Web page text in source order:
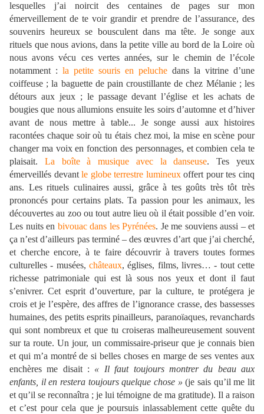
lesquelles j’ai noircit des centaines de pages sur mon
émerveillement de te voir grandir et prendre de l’assurance, des
souvenirs heureux se bousculent dans ma tête. Je songe aux
rituels que nous avions, dans la petite ville au bord de la Loire où
nous avons vécu ces vertes années, sur le chemin de l’école
notamment : la petite souris en peluche dans la vitrine d’une
coiffeuse ; la baguette de pain croustillante de chez Mélanie ; les
détours aux jeux ; le passage devant l’église et les achats de
bougies que nous allumions ensuite les soirs d’automne et d’hiver
avant de nous mettre à table... Je songe aussi aux histoires
racontées chaque soir où tu étais chez moi, la mise en scène pour
changer ma voix en fonction des personnages, et combien cela te
plaisait. La boîte à musique avec la danseuse. Tes yeux
émerveillés devantle globe terrestre lumineuxoffert pour tes cinq
ans. Les rituels culinaires aussi, grâce à tes goûts très tôt très
prononcés pour certains plats. Ta passion pour les animaux, les
découvertes au zoo ou tout autre lieu où il était possible d’en voir.
Les nuits en bivouac dans les Pyrénées. Je me souviens aussi – et
ça n’est d’ailleurs pas terminé – des œuvres d’art que j’ai cherché,
et cherche encore, à te faire découvrir à travers toutes formes
culturelles - musées, châteaux, églises, films, livres… - tout cette
richesse patrimoniale qui est là sous nos yeux et dont il faut
s’enivrer. Cet esprit d’ouverture, par la culture, te protégera je
crois et je l’espère, des affres de l’ignorance crasse, des bassesses
humaines, des petits esprits pinailleurs, paranoïaques, revanchards
qui sont nombreux et que tu croiseras malheureusement souvent
sur ta route. Un jour, un commissaire-priseur que je connais bien
et qui m’a montré de si belles choses en marge de ses ventes aux
enchères me disait : « Il faut toujours montrer du beau aux
enfants, il en restera toujours quelque chose » (je sais qu’il me lit
et qu’il se reconnaîtra ; je lui témoigne de ma gratitude). Il a raison
et c’est pour cela que je poursuis inlassablement cette quête du